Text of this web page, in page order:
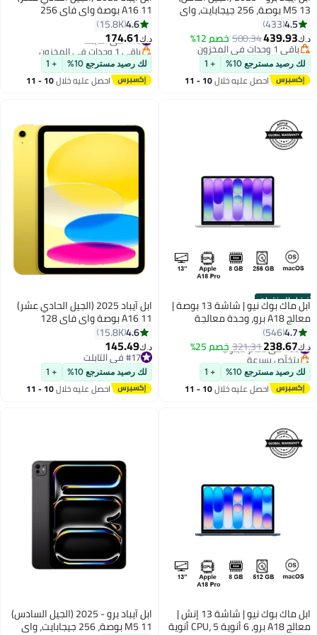
M5 13 بوصة، 256 جيجابايت، واي
فاي، أسود فضائي مع زجاج قياسي
- النسخة الدولية
4.5
433
د.ك‏439.93
500.34خصم 12%
باقي 1 وحدات في المخزون
باقي 1 وحدات في المخزون
لك رصيد مسترجع 10% + 1
احصل عليه خلال 10 - 11
A16 11 بوصة واي فاي 256
جيجابايت فضي - النسخة الدولية
4.6
15.8K
د.ك‏174.61
#10 في التابلت
باقي 1 وحدات في المخزون
#10 في التابلت
لك رصيد مسترجع 10% + 1
احصل عليه خلال 10 - 11
أفضل المنتجات ابل ماك بوك نيو | شاشة 13 بوصة |
معالج A18 برو، وحدة معالجة
مركزية سداسية النواة، وحدة
معالجة رسومات خماسية النواة،
معالج محرك عصبي سداسي عشر
جيجابايت | قرص صلب SSD بسعة
256 جيجابايت
4.7
546
د.ك‏238.67
321.31خصم 25% #20 في دفاتر لابتوب
بتخلّص بسرعة
#20 في دفاتر لابتوب
لك رصيد مسترجع 10% + 1
احصل عليه خلال 10 - 11
ابل آيباد 2025 (الجيل الحادي عشر)
A16 11 بوصة واي فاي 128
جيجابايت أصفر - النسخة الدولية
4.6
15.8K
د.ك‏145.49
#17 في التابلت
#17 في التابلت
لك رصيد مسترجع 10% + 1
احصل عليه خلال 10 - 11
ابل ماك بوك نيو | شاشة 13 إنش |
معالج A18 برو، 6 أنوية CPU، 5 أنوية
ابل آيباد برو - 2025 (الجيل السادس)
M5 11 بوصة، 256 جيجابايت، واي